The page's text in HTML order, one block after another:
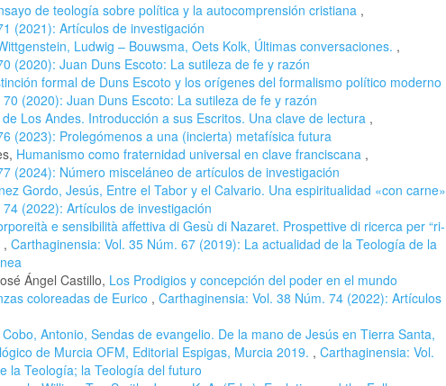
de teología sobre política y la autocomprensión cristiana ,
(2021): Artículos de investigación
Ludwig – Bouwsma, Oets Kolk, Últimas conversaciones. ,
(2020): Juan Duns Escoto: La sutileza de fe y razón
formal de Duns Escoto y los orígenes del formalismo político moderno
(2020): Juan Duns Escoto: La sutileza de fe y razón
Los Andes. Introducción a sus Escritos. Una clave de lectura ,
(2023): Prolegómenos a una (incierta) metafísica futura
Humanismo como fraternidad universal en clave franciscana ,
(2024): Número misceláneo de artículos de investigación
Gordo, Jesús, Entre el Tabor y el Calvario. Una espiritualidad «con carne»
(2022): Artículos de investigación
e sensibilità affettiva di Gesù di Nazaret. Prospettive di ricerca per “ri-
, Carthaginensia: Vol. 35 Núm. 67 (2019): La actualidad de la Teología de la
Ángel Castillo, Los Prodigios y concepción del poder en el mundo
coloreadas de Eurico , Carthaginensia: Vol. 38 Núm. 74 (2022): Artículos
Antonio, Sendas de evangelio. De la mano de Jesús en Tierra Santa,
de Murcia OFM, Editorial Espigas, Murcia 2019. , Carthaginensia: Vol.
la Teología; la Teología del futuro